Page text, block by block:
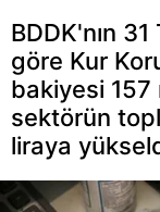
BDDK'nın
göre Kur
bakiyesi
sektörün
liraya